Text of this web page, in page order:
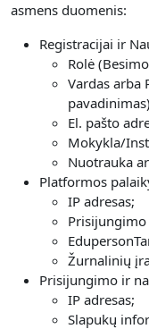
asmens duomenis:
Registracijai ir
Rolė
Vardas arba
El. pašto
Mokykla/
Nuotrauka
Platformos
IP adresas;
Prisijungimo
Žurnalinių
Prisijungimo ir
IP adresas;
Slapukų